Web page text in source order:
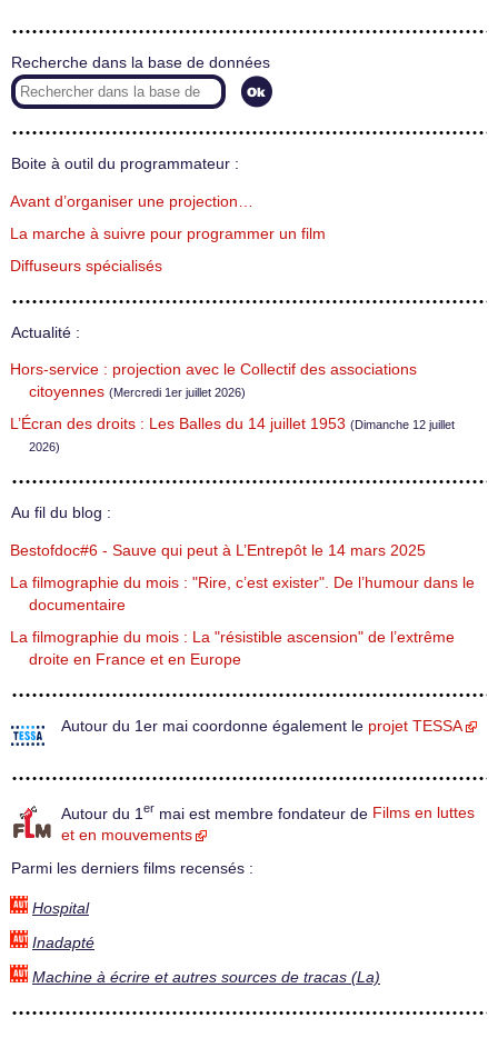
Recherche dans la base de données
Boite à outil du programmateur :
Avant d’organiser une projection…
La marche à suivre pour programmer un film
Diffuseurs spécialisés
Actualité :
Hors-service : projection avec le Collectif des associations
citoyennes (Mercredi 1er juillet 2026)
L’Écran des droits : Les Balles du 14 juillet 1953 (Dimanche 12 juillet
2026)
Au fil du blog :
Bestofdoc#6 - Sauve qui peut à L’Entrepôt le 14 mars 2025
La filmographie du mois : "Rire, c’est exister". De l’humour dans le
documentaire
La filmographie du mois : La "résistible ascension" de l’extrême
droite en France et en Europe
Autour du 1er mai coordonne également le projet TESSA
Autour du 1 er mai est membre fondateur de Films en luttes
et en mouvements
Parmi les derniers films recensés :
Hospital
Inadapté
Machine à écrire et autres sources de tracas (La)